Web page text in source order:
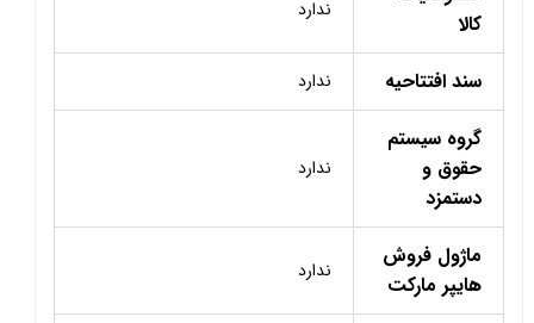
کالا
ندارد
سند افتتاحیه ندارد
گروه سیستم
حقوق و
دستمزد
ندارد
ماژول فروش
هایپر مارکت
ندارد